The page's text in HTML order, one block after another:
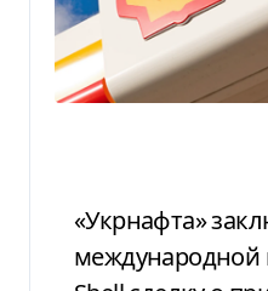
«Укрнафта» заключила с
международной